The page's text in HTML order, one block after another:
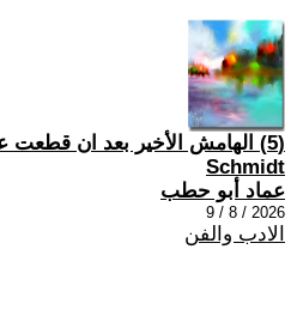
Schmidt
عماد أبو حطب
2026 / 8 / 9
الادب والفن